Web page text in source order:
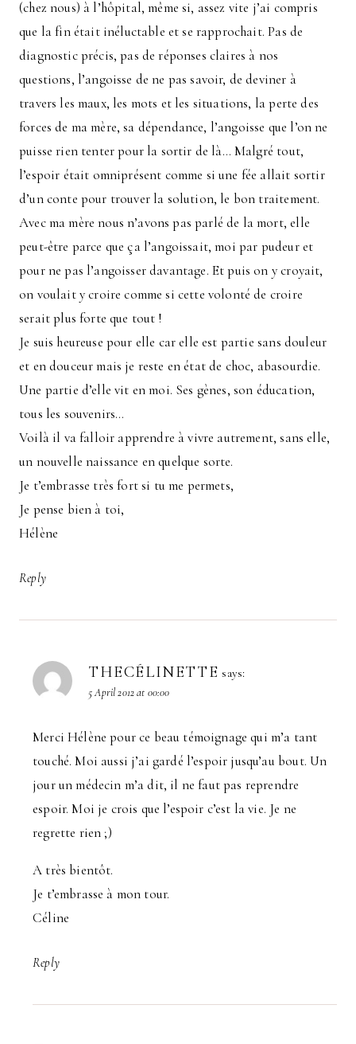
(chez nous) à l’hôpital, même si, assez vite j’ai compris
que la fin était inéluctable et se rapprochait. Pas de
diagnostic précis, pas de réponses claires à nos
questions, l’angoisse de ne pas savoir, de deviner à
travers les maux, les mots et les situations, la perte des
forces de ma mère, sa dépendance, l’angoisse que l’on ne
puisse rien tenter pour la sortir de là… Malgré tout,
l’espoir était omniprésent comme si une fée allait sortir
d’un conte pour trouver la solution, le bon traitement.
Avec ma mère nous n’avons pas parlé de la mort, elle
peut-être parce que ça l’angoissait, moi par pudeur et
pour ne pas l’angoisser davantage. Et puis on y croyait,
on voulait y croire comme si cette volonté de croire
serait plus forte que tout !
Je suis heureuse pour elle car elle est partie sans douleur
et en douceur mais je reste en état de choc, abasourdie.
Une partie d’elle vit en moi. Ses gènes, son éducation,
tous les souvenirs…
Voilà il va falloir apprendre à vivre autrement, sans elle,
un nouvelle naissance en quelque sorte.
Je t’embrasse très fort si tu me permets,
Je pense bien à toi,
Hélène
Reply
THECÉLINETTE says:
5 April 2012 at 00:00
Merci Hélène pour ce beau témoignage qui m’a tant
touché. Moi aussi j’ai gardé l’espoir jusqu’au bout. Un
jour un médecin m’a dit, il ne faut pas reprendre
espoir. Moi je crois que l’espoir c’est la vie. Je ne
regrette rien ;)
A très bientôt.
Je t’embrasse à mon tour.
Céline
Reply